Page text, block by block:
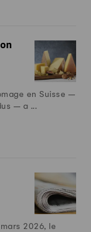
en Suisse –
– a ...
2026, le